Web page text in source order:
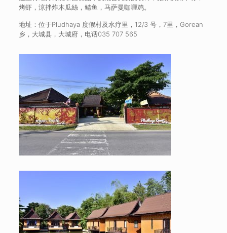
烤虾，涼拌炸木瓜絲，鲭鱼，马萨曼咖喱鸡。
地址：位于Pludhaya 度假村及水疗里，12/3 号，7里，Gorean
乡，大城县，大城府，电话035 707 565